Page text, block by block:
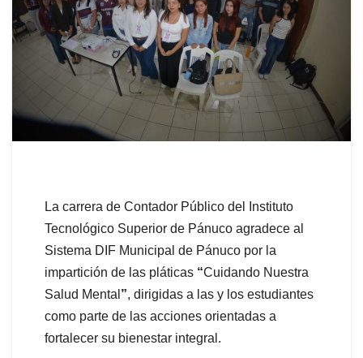
La carrera de Contador Público del Instituto
Tecnológico Superior de Pánuco agradece al
Sistema DIF Municipal de Pánuco por la
impartición de las pláticas “Cuidando Nuestra
Salud Mental ”, dirigidas a las y los estudiantes
como parte de las acciones orientadas a
fortalecer su bienestar integral.